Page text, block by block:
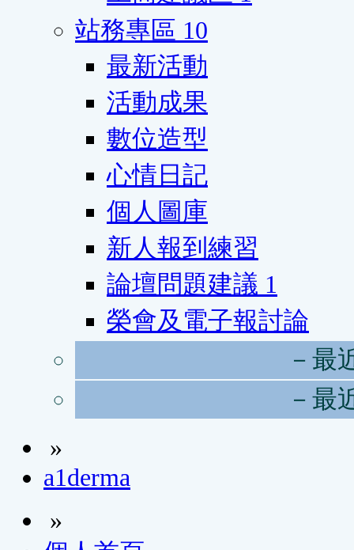
站務專區 10
最新活動
活動成果
數位造型
心情日記
個人圖庫
新人報到練習
論壇問題建議 1
榮會及電子報討論
－最
－最
»
a1derma
»